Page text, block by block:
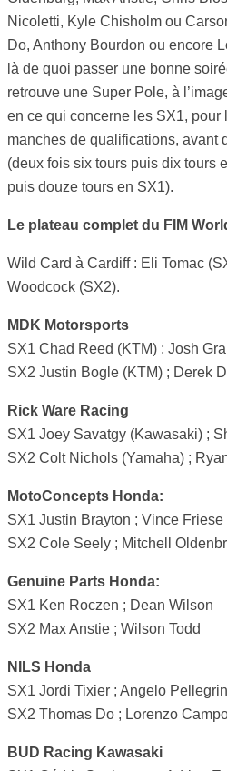
Nicoletti, Kyle Chisholm ou
Do, Anthony Bourdon ou encore
là de quoi passer une bonne
retrouve une Super Pole, à
en ce qui concerne les SX1, pour
manches de qualifications, avant
(deux fois six tours puis dix tours
puis douze tours en SX1).
Le plateau complet du FIM
Wild Card à Cardiff : Eli Tomac
Woodcock (SX2).
MDK Motorsports
SX1 Chad Reed (KTM) ; Josh
SX2 Justin Bogle (KTM) ; Derek
Rick Ware Racing
SX1 Joey Savatgy (Kawasaki) ;
SX2 Colt Nichols (Yamaha) ;
MotoConcepts Honda:
SX1 Justin Brayton ; Vince Friese
SX2 Cole Seely ; Mitchell
Genuine Parts Honda:
SX1 Ken Roczen ; Dean Wilson
SX2 Max Anstie ; Wilson Todd
NILS Honda
SX1 Jordi Tixier ; Angelo
SX2 Thomas Do ; Lorenzo
BUD Racing Kawasaki